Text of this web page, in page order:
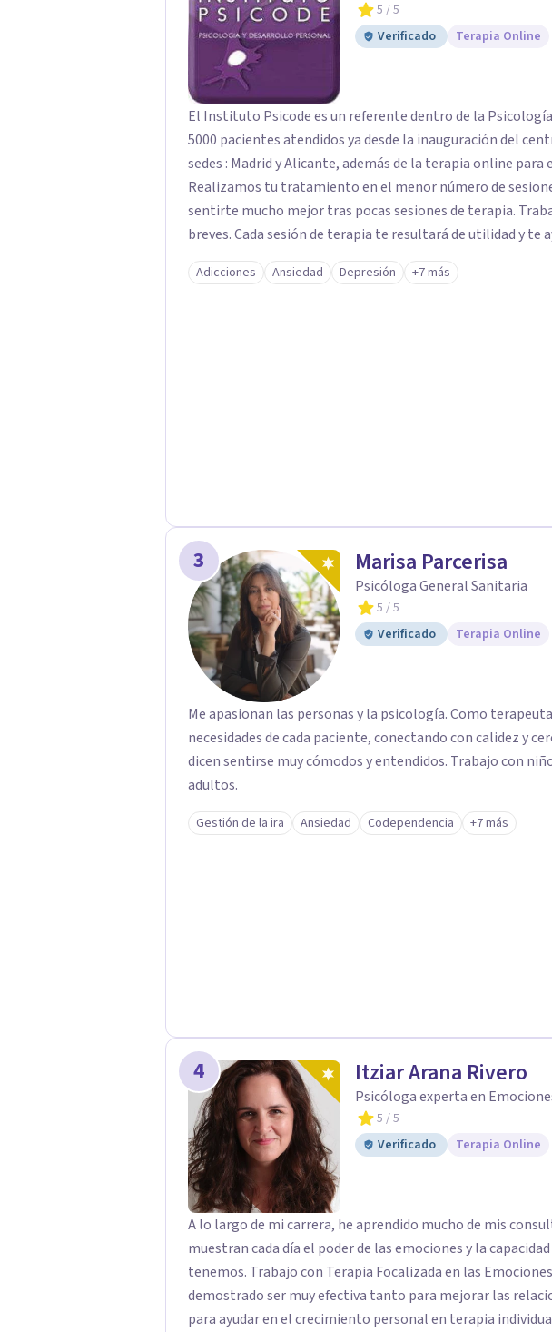
5 / 5
Verificado
Terapia Online
El Instituto Psicode es un referente dentro de la Psicología
5000 pacientes atendidos ya desde la inauguración del
sedes : Madrid y Alicante, además de la terapia online para
Realizamos tu tratamiento en el menor número de
sentirte mucho mejor tras pocas sesiones de terapia.
breves. Cada sesión de terapia te resultará de utilidad y te
objetivos. Entre nuestras especialidades destaca la terapia
como el tratamiento de problemas emocionales,
Adicciones Ansiedad Depresión +7 más
3 Marisa Parcerisa
Psicóloga General Sanitaria
5 / 5
Verificado
Terapia Online
Me apasionan las personas y la psicología. Como
necesidades de cada paciente, conectando con calidez y
dicen sentirse muy cómodos y entendidos. Trabajo con
adultos.
Gestión de la ira Ansiedad Codependencia +7 más
4 Itziar Arana Rivero
Psicóloga experta en
5 / 5
Verificado
Terapia Online
A lo largo de mi carrera, he aprendido mucho de mis
muestran cada día el poder de las emociones y la
tenemos. Trabajo con Terapia Focalizada en las
demostrado ser muy efectiva tanto para mejorar las
para ayudar en el crecimiento personal en terapia individual. Soy la